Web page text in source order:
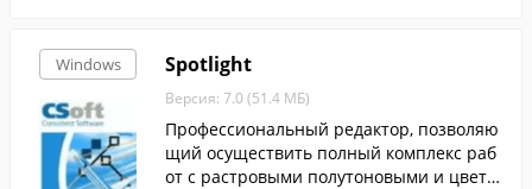
Windows Spotlight
Версия: 7.0 (51.4 МБ)
Профессиональный редактор, позволяю
щий осуществить полный комплекс раб
от с растровыми полутоновыми и цветн